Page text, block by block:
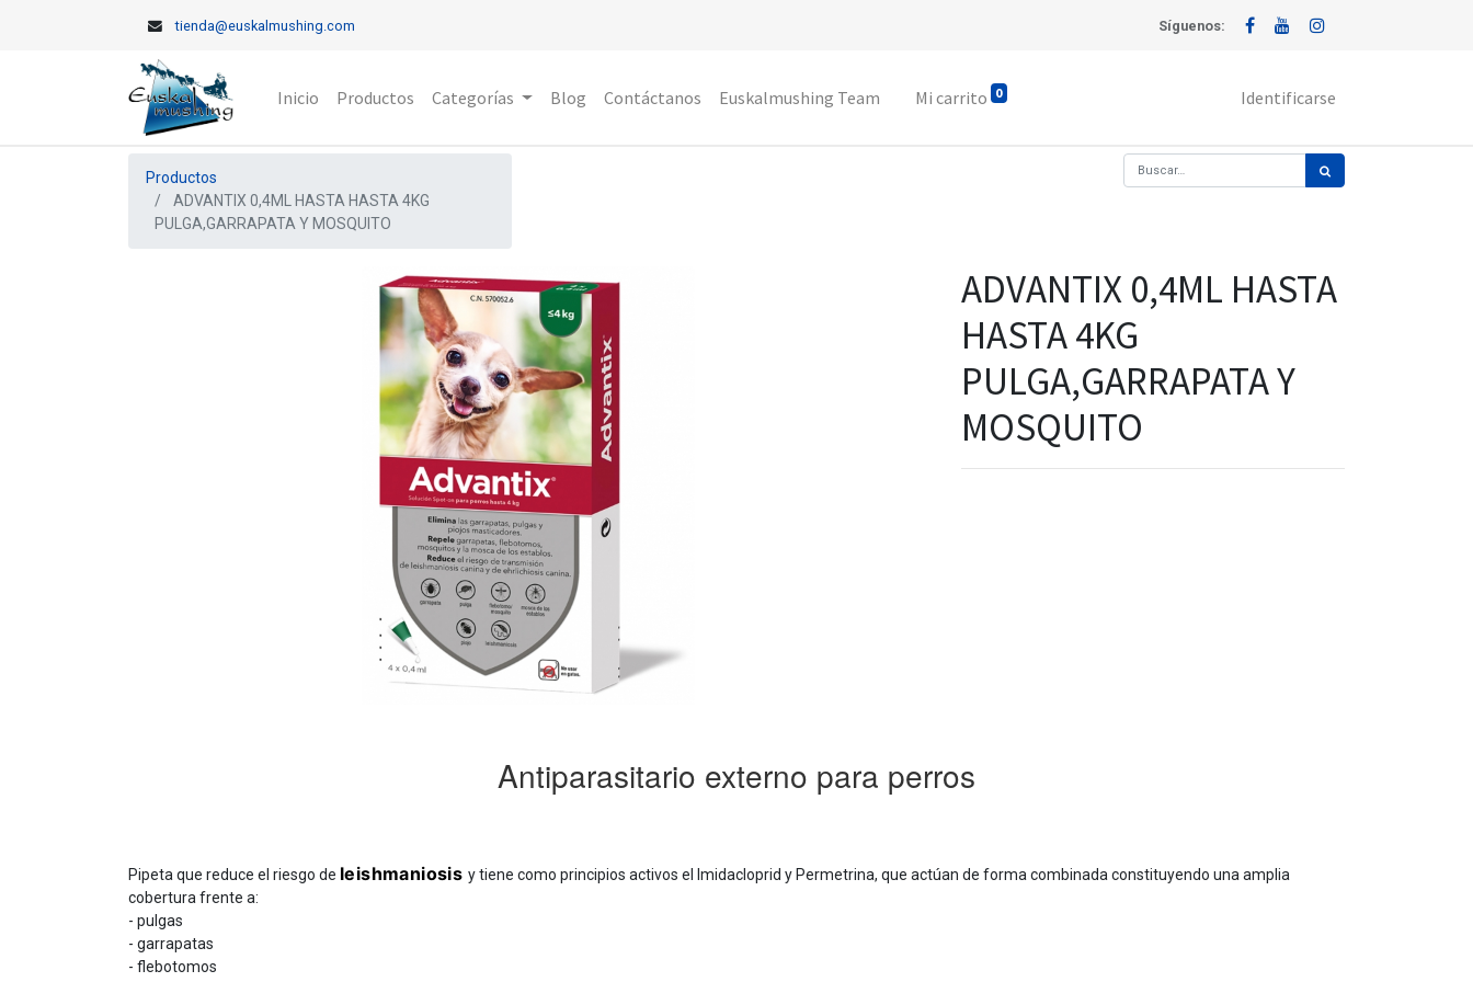
tienda@euskalmushing.com Síguenos:
Inicio Productos Categorías Blog Contáctanos Euskalmushing Team Mi carrito 0 Identificarse
Productos
ADVANTIX 0,4ML HASTA HASTA 4KG
PULGA,GARRAPATA Y MOSQUITO
ADVANTIX 0,4ML HASTA
HASTA 4KG
PULGA,GARRAPATA Y
MOSQUITO
Antiparasitario externo para perros
Pipeta que reduce el riesgo de leishmaniosis y tiene como principios activos el Imidacloprid y Permetrina, que actúan de forma combinada constituyendo una amplia
cobertura frente a:
- pulgas
- garrapatas
- flebotomos